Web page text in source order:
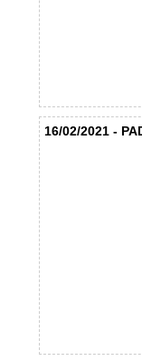
16/02/2021 -